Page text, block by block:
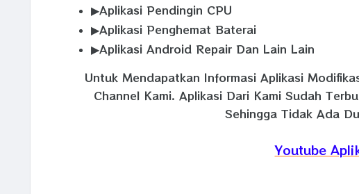
▶Aplikasi Pendingin CPU
▶Aplikasi Penghemat Baterai
▶Aplikasi Android Repair Dan Lain Lain
Untuk Mendapatkan Informasi Aplikasi
Channel Kami. Aplikasi Dari Kami Sudah
Sehingga Tidak Ada
Youtube